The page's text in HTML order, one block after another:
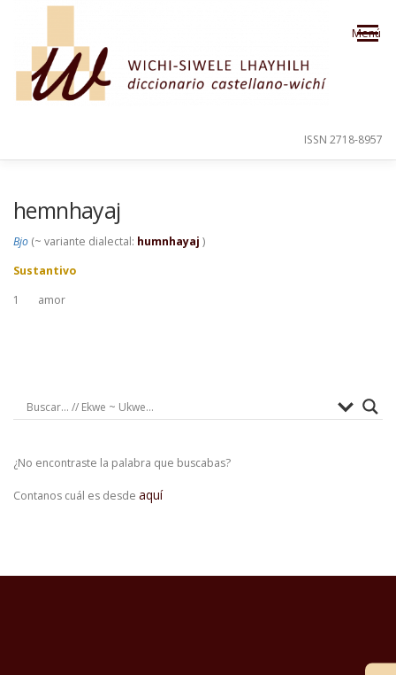
Saltar al contenido
Menú
ISSN 2718-8957
hemnhayaj
Bjo (~ variante dialectal: humnhayaj )
Sustantivo
1
amor
¿No encontraste la palabra que buscabas?
Contanos cuál es desde aquí